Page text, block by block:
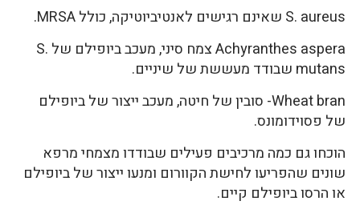
S. aureus שאינם רגישים לאנטיביוטיקה, כולל MRSA.
Achyranthes aspera צמח סיני, מעכב ביופילם של S.
mutans שבודד מעששת של שיניים.
Wheat bran- סובין של חיטה, מעכב ייצור של ביופילם
של פסוידומונס.
הוכחו גם כמה מרכיבים פעילים שבודדו מצמחי מרפא
שונים שהפריעו לחישת הקוורום ומנעו ייצור של ביופילם
או הרסו ביופילם קיים.